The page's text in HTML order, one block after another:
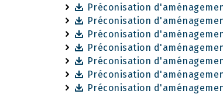
Préconisation
Préconisation
Préconisation
Préconisation
Préconisation
Préconisation
Préconisation